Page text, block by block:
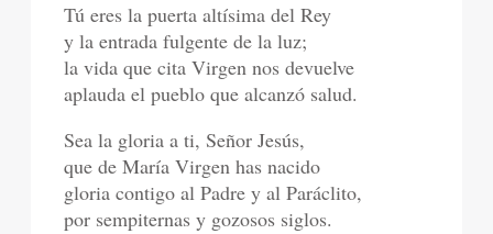
Tú eres la puerta altísima del Rey
y la entrada fulgente de la luz;
la vida que cita Virgen nos devuelve
aplauda el pueblo que alcanzó salud.
Sea la gloria a ti, Señor Jesús,
que de María Virgen has nacido
gloria contigo al Padre y al Paráclito,
por sempiternas y gozosos siglos.